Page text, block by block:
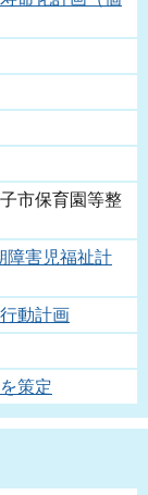
市保育園等整
障害児福祉計
動計画
策定